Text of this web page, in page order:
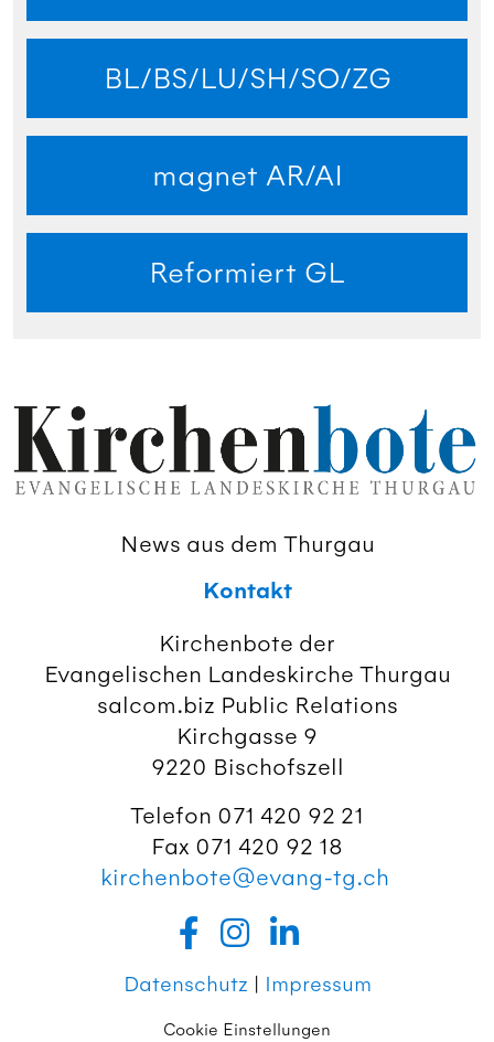
BL/BS/LU/SH/SO/ZG
magnet AR/AI
Reformiert GL
News aus dem Thurgau
Kontakt
Kirchenbote der
Evangelischen Landeskirche Thurgau
salcom.biz Public Relations
Kirchgasse 9
9220 Bischofszell
Telefon 071 420 92 21
Fax 071 420 92 18
kirchenbote@evang-tg.ch
Datenschutz | Impressum
Cookie Einstellungen